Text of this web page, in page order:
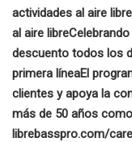
actividades al aire
al aire libre
descuento todos los
primera líneaEl
clientes y apoya la
más de 50 años
librebasspro.com/